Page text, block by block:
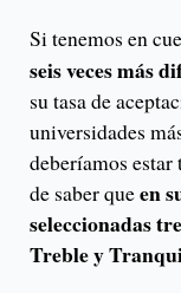
Si tenemos en
seis veces más
su tasa de
universidades
deberíamos
de saber queen
seleccionadas
Treble y